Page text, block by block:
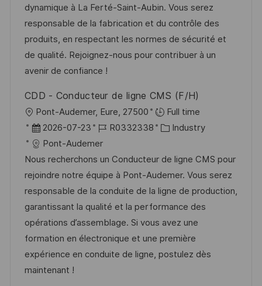
t
u
n
g
m
d
e
r
V
r
ö
f
f
e
n
t
l
i
c
h
u
I
D
g
o
r
i
dynamique à La Ferté-Saint-Aubin. Vous serez
responsable de la fabrication et du contrôle des
produits, en respectant les normes de sécurité et
de qualité. Rejoignez-nous pour contribuer à un
avenir de confiance !
CDD - Conducteur de ligne CMS (F/H)
O
r
t
Pont-Audemer, Eure, 27500
Full time
D
a
t
u
m
d
e
r
V
e
2026-07-23
J
o
b
-
I
D
R0332338
K
t
e
g
o
r
i
e
Industry
Pont-Audemer
Nous recherchons un Conducteur de ligne CMS pour
rejoindre notre équipe à Pont-Audemer. Vous serez
responsable de la conduite de la ligne de production,
garantissant la qualité et la performance des
opérations d’assemblage. Si vous avez une
formation en électronique et une première
expérience en conduite de ligne, postulez dès
maintenant !